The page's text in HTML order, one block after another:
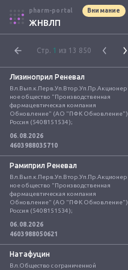
pharm-portal Внимание
ЖНВЛП
Стр. 1 из 13 850
Лизиноприл Реневал
Вл.Вып.к.Перв.Уп.Втор.Уп.Пр.Акционер
ное общество "Производственная
фармацевтическая компания
Обновление" (АО "ПФК Обновление"),
Россия (5408151534);
06.08.2026
4603988035710
Рамиприл Реневал
Вл.Вып.к.Перв.Уп.Втор.Уп.Пр.Акционер
ное общество "Производственная
фармацевтическая компания
Обновление" (АО "ПФК Обновление"),
Россия (5408151534);
06.08.2026
4603988050621
Натафуцин
Вл.Общество с ограниченной